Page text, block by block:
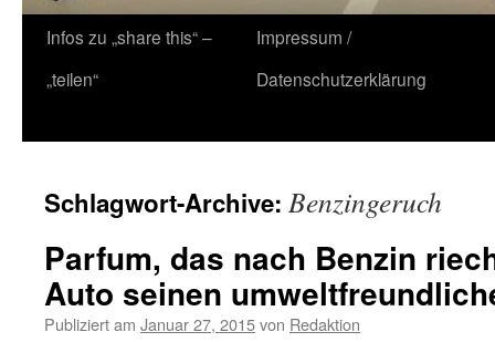
Zum
Inhalt
Infos zu „share this“ –
„teilen“
Impressum /
Datenschutzerklärung
Schlagwort-Archive: Benzingeruch
Parfum, das nach Benzin
Auto seinen
Publiziert am Januar 27, 2015von Redaktion